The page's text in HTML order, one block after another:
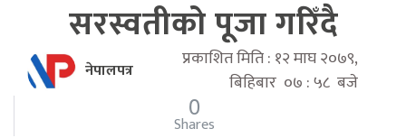
सरस्वतीको पूजा गरिँदै
नेपालपत्र
प्रकाशित मिति : १२ माघ २०७९,
बिहिबार ०७ : ५८ बजे
0
Shares